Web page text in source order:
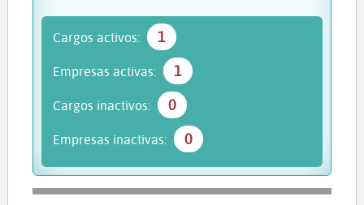
Cargos activos: 1
Empresas activas: 1
Cargos inactivos: 0
Empresas inactivas: 0